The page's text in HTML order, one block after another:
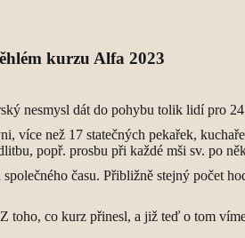
kurzu Alfa 2023
nesmysl dát do pohybu tolik lidí pro
než 17 statečných pekařek,
popř. prosbu při každé mši sv. po
času. Přibližně stejný počet
toho, co kurz přinesl, a již teď o tom